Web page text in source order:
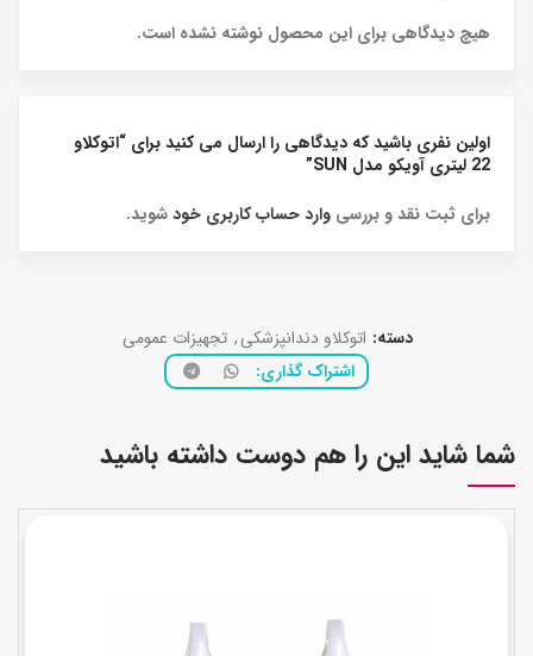
هیچ دیدگاهی برای این محصول نوشته نشده است.
اولین نفری باشید که دیدگاهی را ارسال می کنید برای “اتوکلاو
22 لیتری آویکو مدل SUN”
برای ثبت نقد و بررسی وارد حساب کاربری خودشوید.
دسته: اتوکلاو دندانپزشکی, تجهیزات عمومی
اشتراک گذاری
شما شاید این را هم دوست داشته باشید